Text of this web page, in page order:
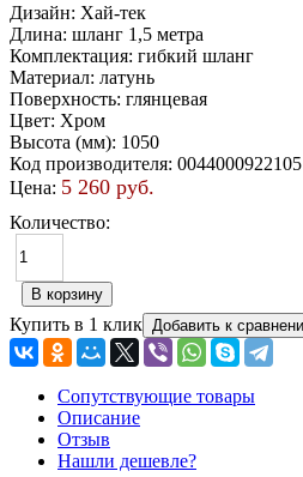
Дизайн: Хай-тек
Длина: шланг 1,5 метра
Комплектация: гибкий шланг
Материал: латунь
Поверхность: глянцевая
Цвет: Хром
Высота (мм): 1050
Код производителя: 0044000922105
Цена: 5 260 руб.
Количество:
Купить в 1 клик
Сопутствующие товары
Описание
Отзыв
Нашли дешевле?